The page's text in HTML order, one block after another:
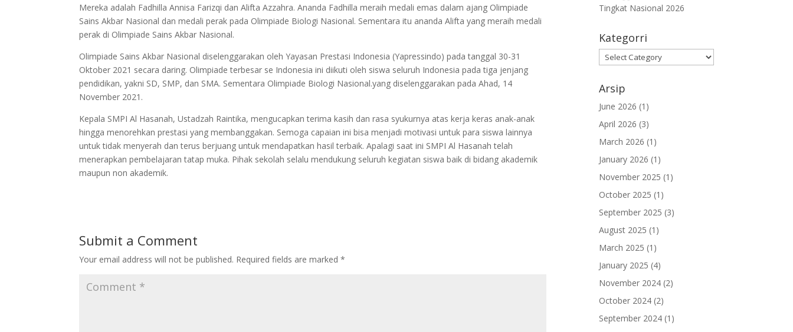
Mereka adalah Fadhilla Annisa Farizqi dan Alifta Azzahra. Ananda Fadhilla meraih medali emas dalam ajang Olimpiade
Sains Akbar Nasional dan medali perak pada Olimpiade Biologi Nasional. Sementara itu ananda Alifta yang meraih medali
perak di Olimpiade Sains Akbar Nasional.
Olimpiade Sains Akbar Nasional diselenggarakan oleh Yayasan Prestasi Indonesia (Yapressindo) pada tanggal 30-31
Oktober 2021 secara daring. Olimpiade terbesar se Indonesia ini diikuti oleh siswa seluruh Indonesia pada tiga jenjang
pendidikan, yakni SD, SMP, dan SMA. Sementara Olimpiade Biologi Nasional.yang diselenggarakan pada Ahad, 14
November 2021.
Kepala SMPI Al Hasanah, Ustadzah Raintika, mengucapkan terima kasih dan rasa syukurnya atas kerja keras anak-anak
hingga menorehkan prestasi yang membanggakan. Semoga capaian ini bisa menjadi motivasi untuk para siswa lainnya
untuk tidak menyerah dan terus berjuang untuk mendapatkan hasil terbaik. Apalagi saat ini SMPI Al Hasanah telah
menerapkan pembelajaran tatap muka. Pihak sekolah selalu mendukung seluruh kegiatan siswa baik di bidang akademik
maupun non akademik.
Submit a Comment
Your email address will not be published. Required fields are marked*
Tingkat Nasional 2026
Kategorri
Kategorri
Arsip
June 2026 (1)
April 2026 (3)
March 2026 (1)
January 2026 (1)
November 2025 (1)
October 2025 (1)
September 2025 (3)
August 2025 (1)
March 2025 (1)
January 2025 (4)
November 2024 (2)
October 2024 (2)
September 2024 (1)